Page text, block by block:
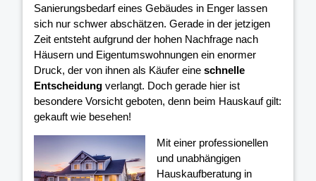
Sanierungsbedarf eines Gebäudes in Enger lassen
sich nur schwer abschätzen. Gerade in der jetzigen
Zeit entsteht aufgrund der hohen Nachfrage nach
Häusern und Eigentumswohnungen ein enormer
Druck, der von ihnen als Käufer eine schnelle
Entscheidung verlangt. Doch gerade hier ist
besondere Vorsicht geboten, denn beim Hauskauf gilt:
gekauft wie besehen!
Mit einer professionellen
und unabhängigen
Hauskaufberatung in